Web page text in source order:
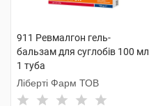
911 Ревмалгон гель-
бальзам для суглобів 100 мл
1 туба
Ліберті Фарм ТОВ